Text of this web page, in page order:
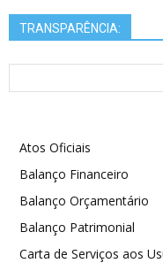
TRANSPARÊNCIA:
Atos Oficiais
Balanço Financeiro
Balanço Orçamentário
Balanço Patrimonial
Carta de Serviços aos